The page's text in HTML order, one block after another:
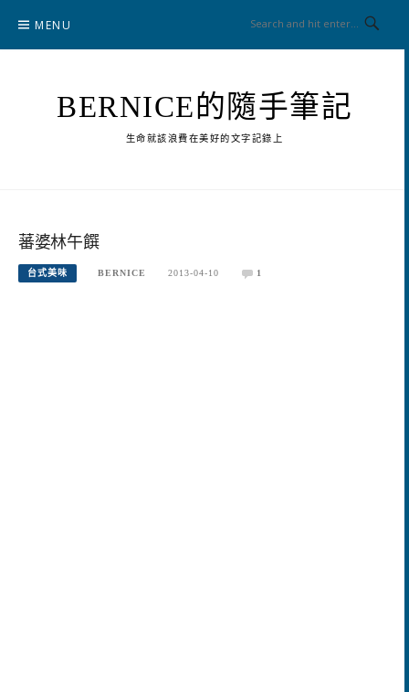
content
MENU
BERNICE的隨手筆記
生命就該浪費在美好的文字記錄上
蕃婆林午饌
台式美味 BERNICE 2013-04-10 1